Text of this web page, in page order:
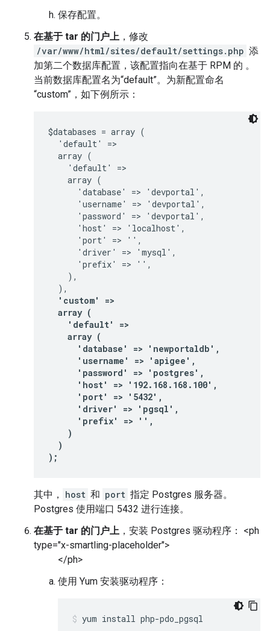
保存配置。
在基于 tar 的门户上 ，修改
/var/www/html/sites/default/settings.php 添
加第二个数据库配置，该配置指向在基于 RPM 的 。
当前数据库配置名为“default”。为新配置命名
“custom”，如下例所示：
$databases = array (
  'default' =>
  array (
    'default' =>
    array (
      'database' => 'devportal',
      'username' => 'devportal',
      'password' => 'devportal',
      'host' => 'localhost',
      'port' => '',
      'driver' => 'mysql',
      'prefix' => '',
    ),
  'custom' =>
  array (
    'default' =>
    array (
      'database' => 'newportaldb',
      'username' => 'apigee',
      'password' => 'postgres',
      'host' => '192.168.168.100',
      'port' => '5432',
      'driver' => 'pgsql',
      'prefix' => '',
    )
  )
);
其中， host 和 port 指定 Postgres 服务器。
Postgres 使用端口 5432 进行连接。
在基于 tar 的门户上 ，安装 Postgres 驱动程序： <ph
type="x-smartling-placeholder">
</ph>
使用 Yum 安装驱动程序：
yum install php-pdo_pgsql